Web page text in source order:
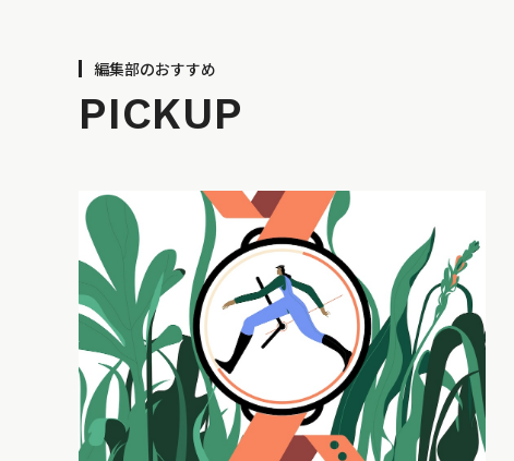
編集部のおすすめ
PICKUP